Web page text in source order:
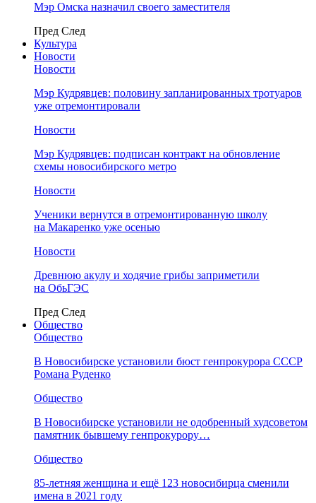
Мэр Омска назначил своего заместителя
Пред След
Культура
Новости
Новости
Мэр Кудрявцев: половину запланированных тротуаров
уже отремонтировали
Новости
Мэр Кудрявцев: подписан контракт на обновление
схемы новосибирского метро
Новости
Ученики вернутся в отремонтированную школу
на Макаренко уже осенью
Новости
Древнюю акулу и ходячие грибы заприметили
на ОбьГЭС
Пред След
Общество
Общество
В Новосибирске установили бюст генпрокурора СССР
Романа Руденко
Общество
В Новосибирске установили не одобренный худсоветом
памятник бывшему генпрокурору…
Общество
85-летняя женщина и ещё 123 новосибирца сменили
имена в 2021 году